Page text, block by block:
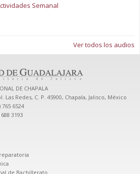
Semanal
Ver todos los audios
DE CHAPALA
Las Redes, C. P. 45900, Chapala, Jalisco, México
765 6524
3193
de Bachillerato